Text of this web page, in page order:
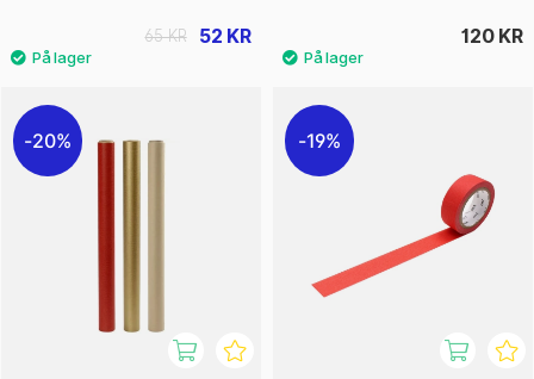
52 KR
65 KR 120 KR
20% 19%